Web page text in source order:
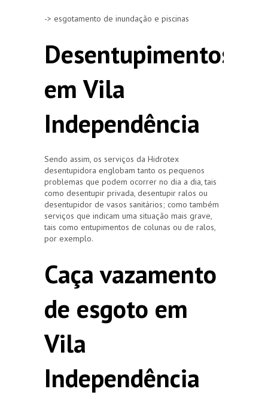
-> esgotamento de inundação e piscinas
Desentupimentos
em Vila
Independência
Sendo assim, os serviços da Hidrotex
desentupidora englobam tanto os pequenos
problemas que podem ocorrer no dia a dia, tais
como desentupir privada, desentupir ralos ou
desentupidor de vasos sanitários; como também
serviços que indicam uma situação mais grave,
tais como entupimentos de colunas ou de ralos,
por exemplo.
Caça vazamento
de esgoto em
Vila
Independência